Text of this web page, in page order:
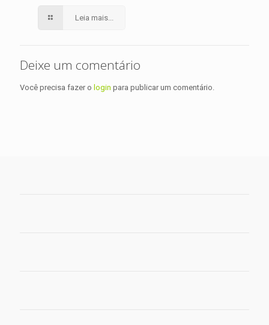
Leia mais...
Deixe um comentário
Você precisa fazer o login para publicar um comentário.